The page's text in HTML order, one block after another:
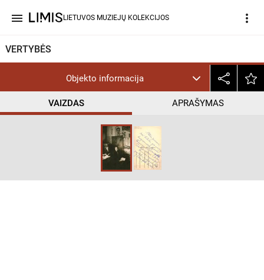
menu LIETUVOS MUZIEJŲ KOLEKCIJOS more_vert
VERTYBĖS
Objekto informacija
VAIZDAS APRAŠYMAS